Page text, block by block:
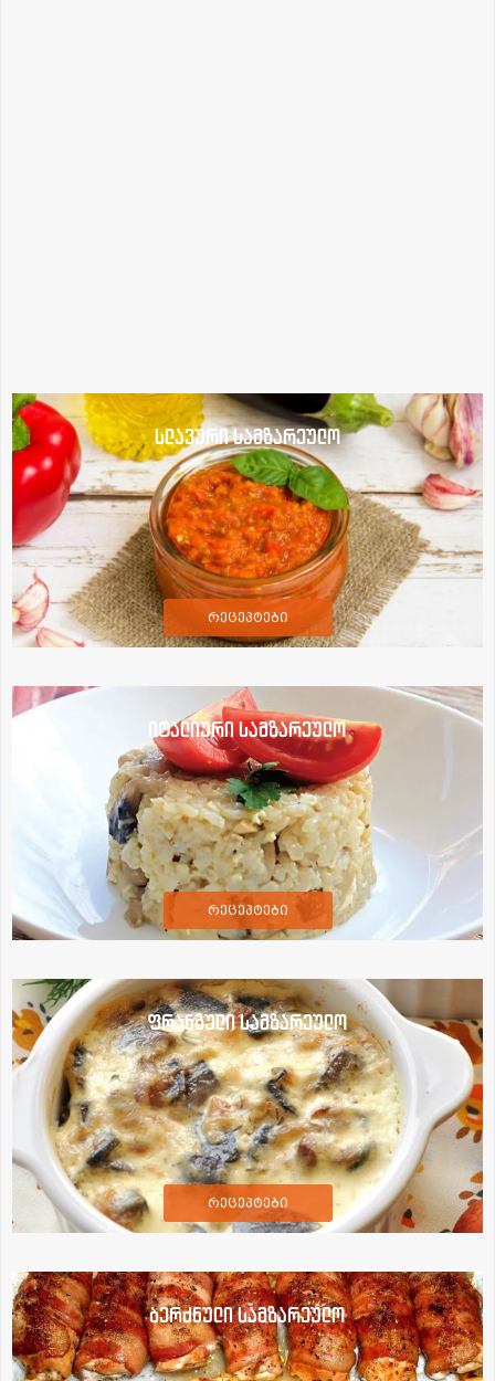
სლავური სამზარეულო
რეცეპტები
იტალიური სამზარეულო
რეცეპტები
ფრანგული სამზარეულო
რეცეპტები
ბერძნული სამზარეულო